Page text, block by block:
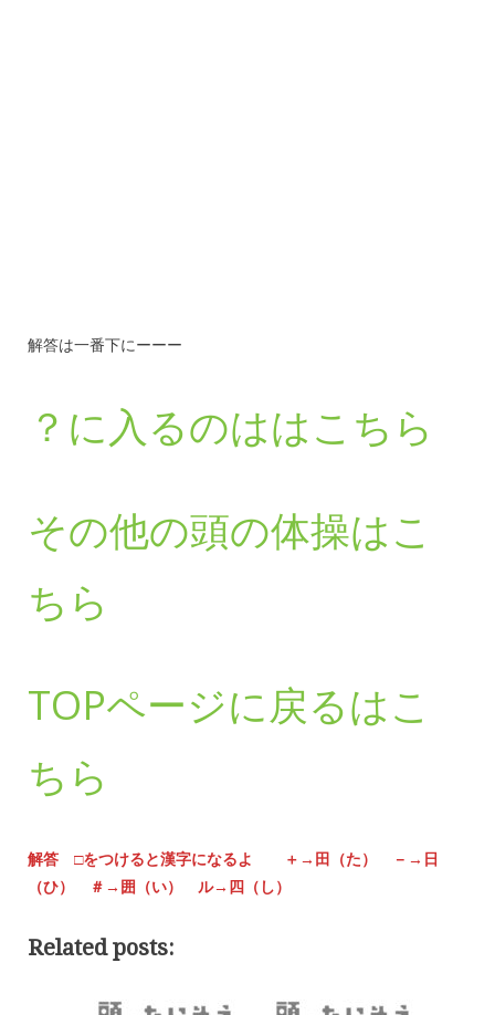
解答は一番下にーーー
？に入るのははこちら
その他の頭の体操はこ
ちら
TOPページに戻るはこ
ちら
解答 □をつけると漢字になるよ ＋→田（た） －→日
（ひ） ＃→囲（い） ル→四（し）
Related posts: